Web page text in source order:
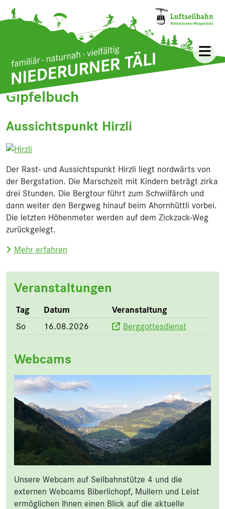
Direkt zum Inhalt
Bild VISIT Glarnerland, Maya Rhyner
Gipfelbuch
Aussichtspunkt Hirzli
Der Rast- und Aussichtspunkt Hirzli liegt nordwärts von
der Bergstation. Die Marschzeit mit Kindern beträgt zirka
drei Stunden. Die Bergtour führt zum Schwiifärch und
dann weiter den Bergweg hinauf beim Ahornhüttli vorbei.
Die letzten Höhenmeter werden auf dem Zickzack-Weg
zurückgelegt.
Mehr erfahren
Veranstaltungen
Tag Datum Veranstaltung
So 16.08.2026 Berggottesdienst
Webcams
Unsere Webcam auf Seilbahnstütze 4 und die
externen Webcams Biberlichopf, Mullern und Leist
ermöglichen Ihnen einen Blick auf die aktuelle